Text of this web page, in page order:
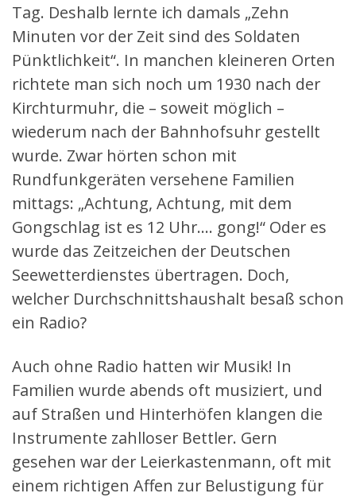
Tag. Deshalb lernte ich damals „Zehn
Minuten vor der Zeit sind des Soldaten
Pünktlichkeit“. In manchen kleineren Orten
richtete man sich noch um 1930 nach der
Kirchturmuhr, die – soweit möglich –
wiederum nach der Bahnhofsuhr gestellt
wurde. Zwar hörten schon mit
Rundfunkgeräten versehene Familien
mittags: „Achtung, Achtung, mit dem
Gongschlag ist es 12 Uhr…. gong!“ Oder es
wurde das Zeitzeichen der Deutschen
Seewetterdienstes übertragen. Doch,
welcher Durchschnittshaushalt besaß schon
ein Radio?
Auch ohne Radio hatten wir Musik! In
Familien wurde abends oft musiziert, und
auf Straßen und Hinterhöfen klangen die
Instrumente zahlloser Bettler. Gern
gesehen war der Leierkastenmann, oft mit
einem richtigen Affen zur Belustigung für